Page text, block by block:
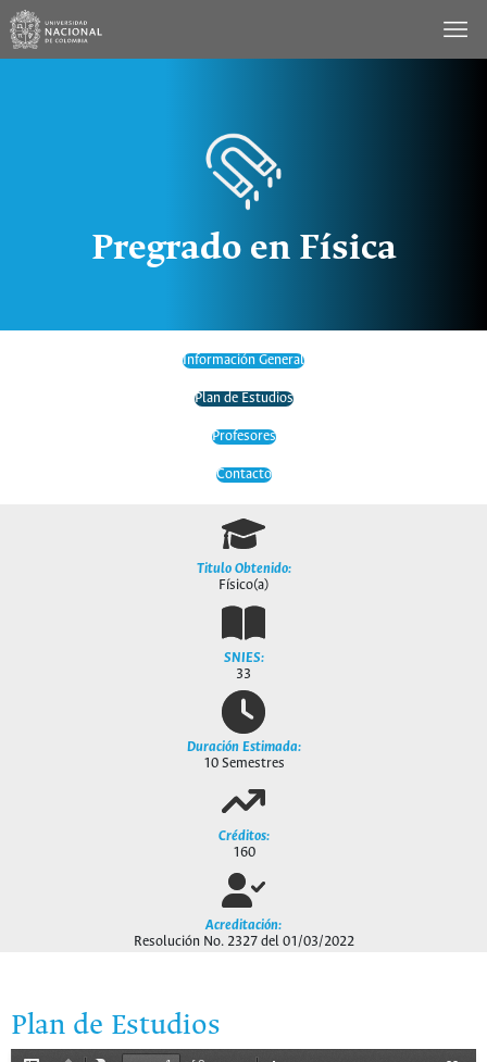
Saltar
contenido
Pregrado en Física
Información General
Plan de Estudios
Profesores
Contacto
Titulo Obtenido:
Físico(a)
SNIES:
33
Duración Estimada:
10 Semestres
Créditos:
160
Acreditación:
Resolución No. 2327 del 01/03/2022
Plan de Estudios